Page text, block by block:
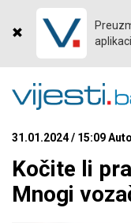
31.01.2024 / 15:09
Kočite li
Mnogi